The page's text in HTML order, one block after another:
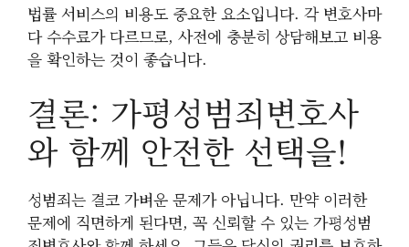
법률 서비스의 비용도 중요한 요소입니다. 각 변호사마
다 수수료가 다르므로, 사전에 충분히 상담해보고 비용
을 확인하는 것이 좋습니다.
결론: 가평성범죄변호사
와 함께 안전한 선택을!
성범죄는 결코 가벼운 문제가 아닙니다. 만약 이러한
문제에 직면하게 된다면, 꼭 신뢰할 수 있는 가평성범